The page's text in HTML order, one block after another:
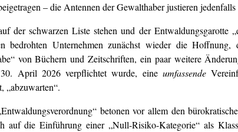
– die Antennen der Gewalthaber justieren jedenfalls
der schwarzen Liste stehen und der Entwaldungsgarotte
bedrohten Unternehmen zunächst wieder die Hoffnung,
von Büchern und Zeitschriften, ein paar weitere
April 2026 verpflichtet wurde, eineumfassende
„abzuwarten“.
betonen vor allem den
auf die Einführung einer „Null-Risiko-Kategorie“ als